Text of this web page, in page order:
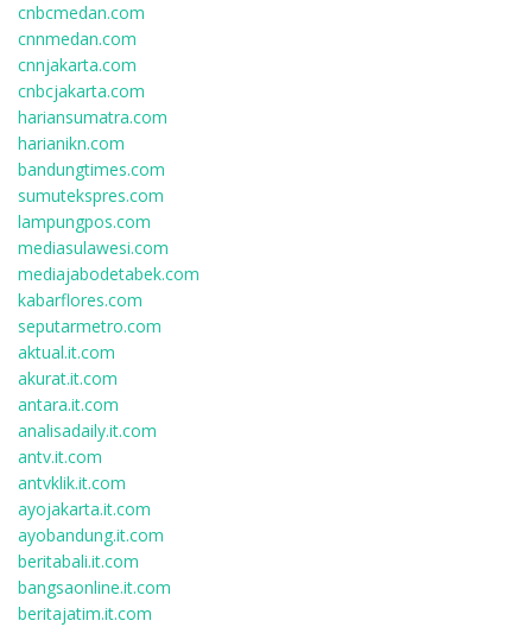
cnbcmedan.com
cnnmedan.com
cnnjakarta.com
cnbcjakarta.com
hariansumatra.com
harianikn.com
bandungtimes.com
sumutekspres.com
lampungpos.com
mediasulawesi.com
mediajabodetabek.com
kabarflores.com
seputarmetro.com
aktual.it.com
akurat.it.com
antara.it.com
analisadaily.it.com
antv.it.com
antvklik.it.com
ayojakarta.it.com
ayobandung.it.com
beritabali.it.com
bangsaonline.it.com
beritajatim.it.com